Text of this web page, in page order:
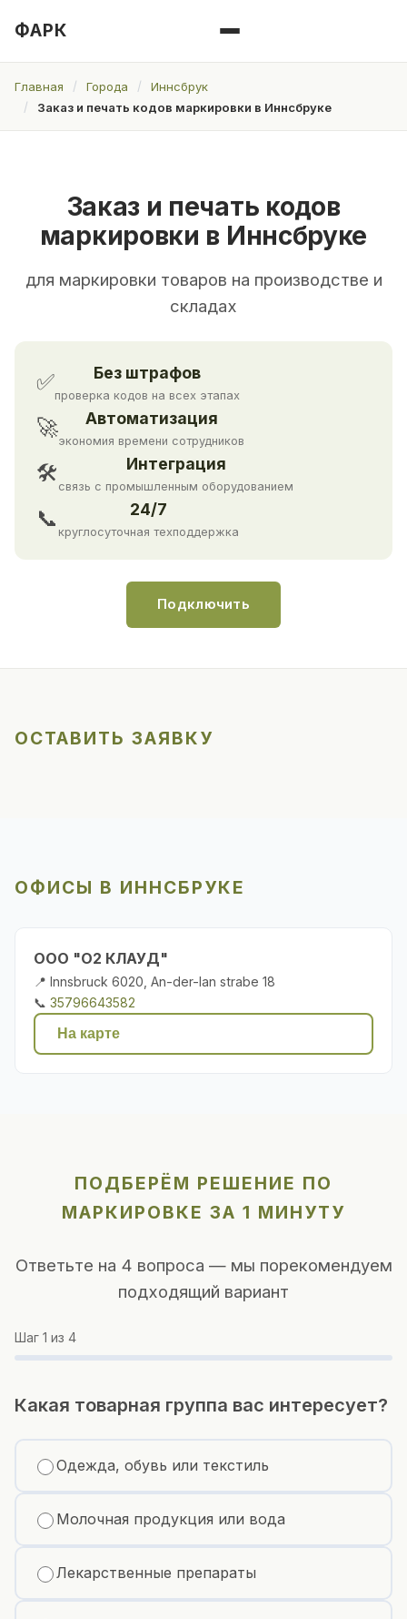
ФАРК
Главная Города
Иннсбрук
Заказ и печать кодов маркировки в Иннсбруке
Заказ и печать кодов
маркировки в Иннсбруке
для маркировки товаров на производстве и
складах
✅ Без штрафов
проверка кодов на всех этапах
🚀 Автоматизация
экономия времени сотрудников
🛠 Интеграция
связь с промышленным оборудованием
📞 24/7
круглосуточная техподдержка
Подключить
ОСТАВИТЬ ЗАЯВКУ
ОФИСЫ В ИННСБРУКЕ
ООО "О2 КЛАУД"
📍 Innsbruck 6020, An-der-lan strabe 18
📞 35796643582
На карте
ПОДБЕРЁМ РЕШЕНИЕ ПО
МАРКИРОВКЕ ЗА 1 МИНУТУ
Ответьте на 4 вопроса — мы порекомендуем
подходящий вариант
Шаг 1 из 4
Какая товарная группа вас интересует?
Одежда, обувь или текстиль
Молочная продукция или вода
Лекарственные препараты